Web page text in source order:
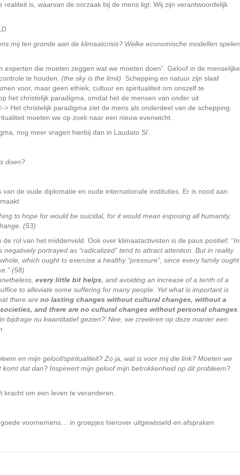
is, waarvan de oorzaak bij de mens ligt. Wij zijn verantwoordelijk
mij ten gronde aan de klimaatcrisis? Welke economische modellen spelen
die moeten zeggen wat we moeten doen”. Geloof in de menselijke
te houden. (the sky is the limit)
Schepping en natuur zijn slaaf
voor, maar geen ethiek, cultuur en spiritualiteit om onszelf te
het christelijk paradigma, omdat het de mensen van onder uit
Het christelijk paradigma ziet de mens als onderdeel van de schepping.
moeten we op zoek naar een nieuw evenwicht.
nog meer vragen hierbij dan in Laudato Si’.
doen?
de oude diplomatie en oude internationale instituties. Er is nood aan
to hope for would be suicidal, for it would mean exposing all humanity,
(53)
rol van het middenveld. Ook over klimaatactivisten is de paus positief: “In
portrayed as “radicalized” tend to attract attention. But in reality
which ought to exercise a healthy “pressure”, since every family ought
(58)
every little bit helps, and avoiding an increase of a tenth of a
to alleviate some suffering for many people. Yet what is important is
there are no lasting changes without cultural changes, without a
and there are no cultural changes without personal changes.
bijdrage nu kwantitatief gezien?’Nee, we creeëren op deze manier een
en mijn geloof/spiritualiteit? Zo ja, wat is voor mij die link? Moeten we
dat dan? Inspireert mijn geloof mijn betrokkenheid op dit probleem?
kracht om een leven te veranderen.
voornemens… in groepjes hierover uitgewisseld en afspraken